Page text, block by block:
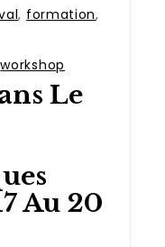
, formation,
workshop
Le
Au 20